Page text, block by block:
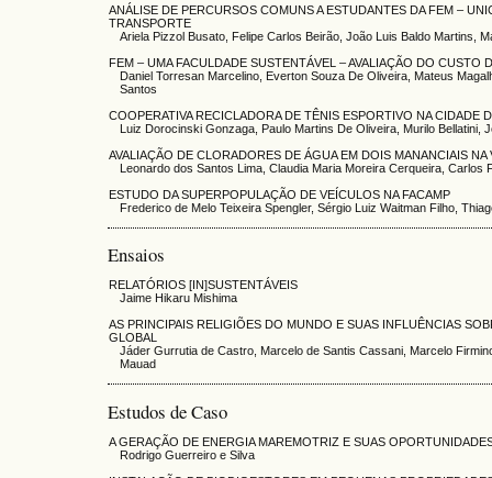
ANÁLISE DE PERCURSOS COMUNS A ESTUDANTES DA FEM –
TRANSPORTE
Ariela Pizzol Busato, Felipe Carlos Beirão, João Luis Baldo Martins,
FEM – UMA FACULDADE SUSTENTÁVEL – AVALIAÇÃO DO CUSTO
Daniel Torresan Marcelino, Everton Souza De Oliveira, Mateus
Santos
COOPERATIVA RECICLADORA DE TÊNIS ESPORTIVO NA CIDADE
Luiz Dorocinski Gonzaga, Paulo Martins De Oliveira, Murilo Bellatini,
AVALIAÇÃO DE CLORADORES DE ÁGUA EM DOIS MANANCIAIS
Leonardo dos Santos Lima, Claudia Maria Moreira Cerqueira, Carlos
ESTUDO DA SUPERPOPULAÇÃO DE VEÍCULOS NA FACAMP
Frederico de Melo Teixeira Spengler, Sérgio Luiz Waitman Filho,
Ensaios
RELATÓRIOS [IN]SUSTENTÁVEIS
Jaime Hikaru Mishima
AS PRINCIPAIS RELIGIÕES DO MUNDO E SUAS INFLUÊNCIAS
GLOBAL
Jáder Gurrutia de Castro, Marcelo de Santis Cassani, Marcelo
Mauad
Estudos de Caso
A GERAÇÃO DE ENERGIA MAREMOTRIZ E SUAS
Rodrigo Guerreiro e Silva